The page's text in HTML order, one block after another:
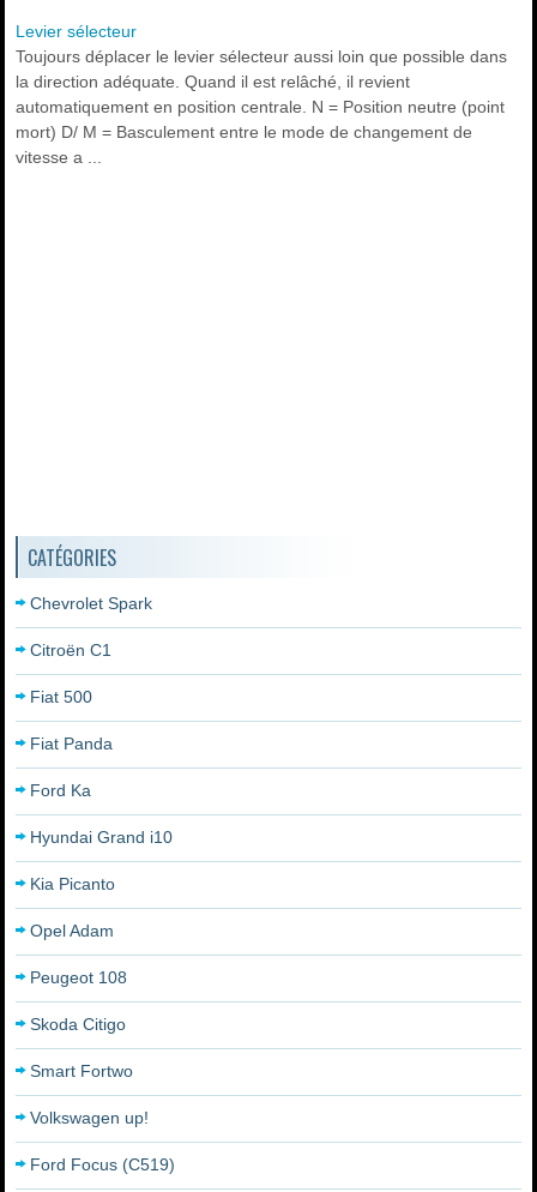
Levier sélecteur
Toujours déplacer le levier sélecteur aussi loin que possible dans
la direction adéquate. Quand il est relâché, il revient
automatiquement en position centrale. N = Position neutre (point
mort) D/ M = Basculement entre le mode de changement de
vitesse a ...
CATÉGORIES
Chevrolet Spark
Citroën C1
Fiat 500
Fiat Panda
Ford Ka
Hyundai Grand i10
Kia Picanto
Opel Adam
Peugeot 108
Skoda Citigo
Smart Fortwo
Volkswagen up!
Ford Focus (C519)